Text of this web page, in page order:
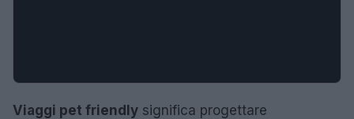
Viaggi pet friendly significa progettare